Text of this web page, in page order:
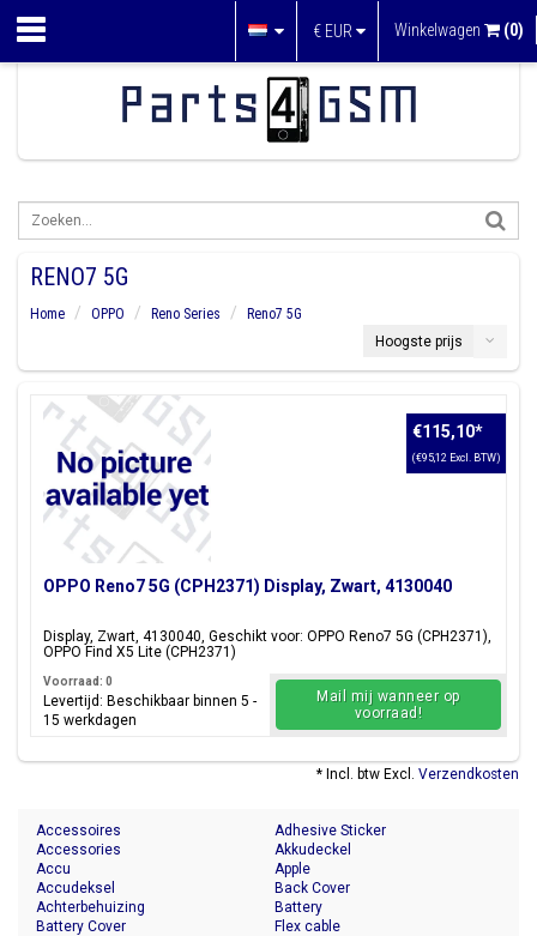
€ EUR Winkelwagen (0)
RENO7 5G
Home OPPO Reno Series
Reno7 5G
Hoogste prijs
OPPO Reno7 5G (CPH2371) Display, Zwart, 4130040
Display, Zwart, 4130040, Geschikt voor: OPPO Reno7 5G (CPH2371),
OPPO Find X5 Lite (CPH2371)
€115,10*
(€95,12 Excl. BTW)
Voorraad: 0
Levertijd: Beschikbaar binnen 5 -
15 werkdagen
Mail mij wanneer op
voorraad!
* Incl. btw Excl. Verzendkosten
Accessoires
Accessories
Accu
Accudeksel
Achterbehuizing
Adhesive Sticker
Akkudeckel
Apple
Back Cover
Battery
Battery Cover
Flex cable